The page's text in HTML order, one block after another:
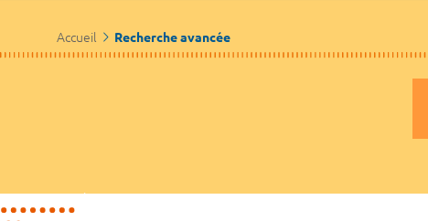
Accueil Recherche avancée